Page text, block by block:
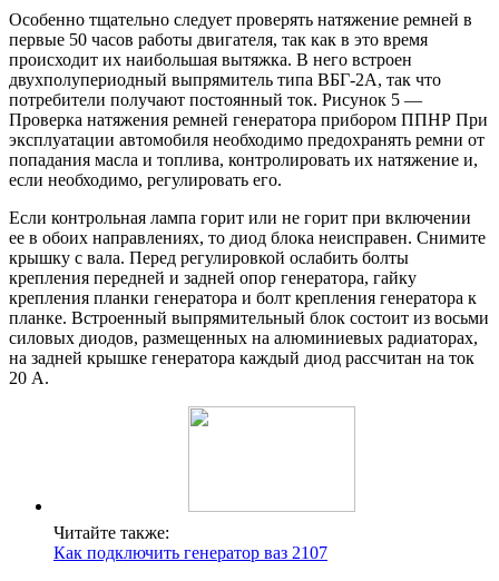
Особенно тщательно следует проверять натяжение ремней в
первые 50 часов работы двигателя, так как в это время
происходит их наибольшая вытяжка. В него встроен
двухполупериодный выпрямитель типа ВБГ-2А, так что
потребители получают постоянный ток. Рисунок 5 —
Проверка натяжения ремней генератора прибором ППНР При
эксплуатации автомобиля необходимо предохранять ремни от
попадания масла и топлива, контролировать их натяжение и,
если необходимо, регулировать его.
Если контрольная лампа горит или не горит при включении
ее в обоих направлениях, то диод блока неисправен. Снимите
крышку с вала. Перед регулировкой ослабить болты
крепления передней и задней опор генератора, гайку
крепления планки генератора и болт крепления генератора к
планке. Встроенный выпрямительный блок состоит из восьми
силовых диодов, размещенных на алюминиевых радиаторах,
на задней крышке генератора каждый диод рассчитан на ток
20 А.
Читайте также:
Как подключить генератор ваз 2107